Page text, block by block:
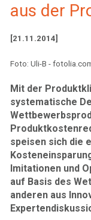
aus der
[21.11.2014]
Foto: Uli-B -
Mit der
systematische
speisen sich die
Imitationen und
auf Basis des
anderen aus